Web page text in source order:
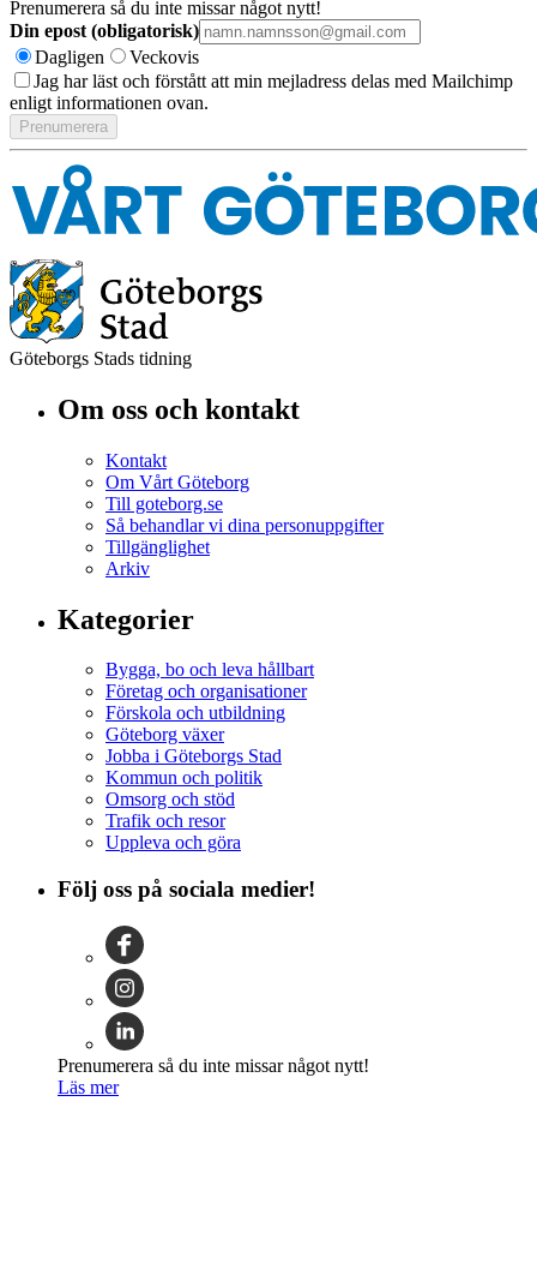
Prenumerera så du inte missar något nytt!
Din epost (obligatorisk)
Dagligen
Veckovis
Jag har läst och förstått att min mejladress delas med Mailchimp
enligt informationen ovan.
Göteborgs Stads tidning
Om oss och kontakt
Kontakt
Om Vårt Göteborg
Till goteborg.se
Så behandlar vi dina personuppgifter
Tillgänglighet
Arkiv
Kategorier
Bygga, bo och leva hållbart
Företag och organisationer
Förskola och utbildning
Göteborg växer
Jobba i Göteborgs Stad
Kommun och politik
Omsorg och stöd
Trafik och resor
Uppleva och göra
Följ oss på sociala medier!
Prenumerera så du inte missar något nytt!
Läs mer